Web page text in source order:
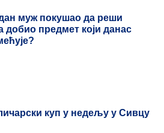
муж покушао да реши
предмет који данас
куп у недељу у Сивцу